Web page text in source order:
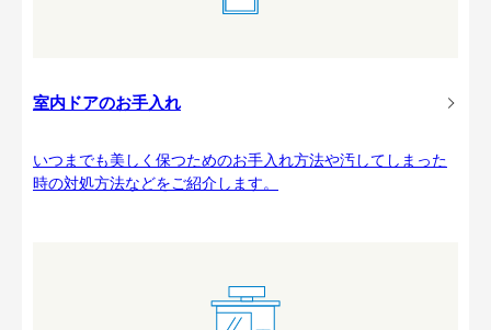
室内ドアのお手入れ
いつまでも美しく保つためのお手入れ方法や汚してしまった
時の対処方法などをご紹介します。